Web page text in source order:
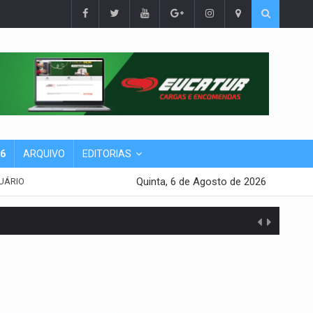
ARQUIVO EDITORIAS
Quinta, 6 de Agosto de 2026